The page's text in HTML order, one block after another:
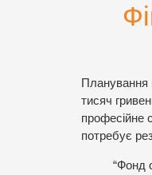
Планування
тисяч
професійне
потребує
“Фонд